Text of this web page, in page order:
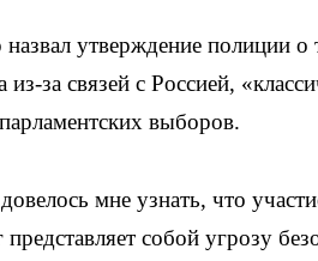
утверждение полиции о
из-за связей с Россией,
выборов.
мне узнать, что
представляет собой угрозу